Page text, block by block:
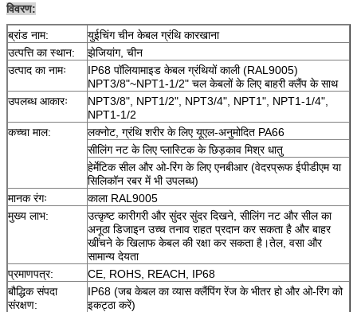
विवरण:
ब्रांड नाम:
युईचिंग चीन केबल ग्रंथि कारखाना
उत्पत्ति का स्थान:
झेजियांग, चीन
उत्पाद का नामः
IP68 पॉलियामाइड केबल ग्रंथियों काली (RAL9005)
NPT3/8"~NPT1-1/2" चल केबलों के लिए बाहरी क्लैंप के साथ
उपलब्ध आकारः
NPT3/8", NPT1/2", NPT3/4", NPT1", NPT1-1/4",
NPT1-1/2
कच्चा माल:
लक्नोट, ग्रंथि शरीर के लिए यूएल-अनुमोदित PA66
सीलिंग नट के लिए प्लास्टिक के छिड़काव मिश्र धातु
हेर्मेटिक सील और ओ-रिंग के लिए एनबीआर (वेदरप्रूफ ईपीडीएम या
सिलिकॉन रबर में भी उपलब्ध)
मानक रंगः
काला RAL9005
मुख्य लाभ:
उत्कृष्ट कारीगरी और सुंदर सुंदर दिखने, सीलिंग नट और सील का
अनूठा डिजाइन उच्च तनाव राहत प्रदान कर सकता है और बाहर
खींचने के खिलाफ केबल की रक्षा कर सकता है।तेल, वसा और
सामान्य देयता
प्रमाणपत्र:
CE, ROHS, REACH, IP68
बौद्धिक संपदा
संरक्षण:
IP68 (जब केबल का व्यास क्लैंपिंग रेंज के भीतर हो और ओ-रिंग को
इकट्ठा करें)